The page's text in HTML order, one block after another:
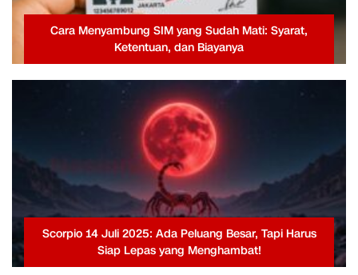
Cara Menyambung SIM yang Sudah Mati: Syarat,
Ketentuan, dan Biayanya
Scorpio 14 Juli 2025: Ada Peluang Besar, Tapi Harus
Siap Lepas yang Menghambat!